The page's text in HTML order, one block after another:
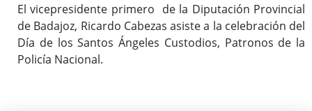
El vicepresidente primero de la Diputación Provincial
de Badajoz, Ricardo Cabezas asiste a la celebración del
Día de los Santos Ángeles Custodios, Patronos de la
Policía Nacional.